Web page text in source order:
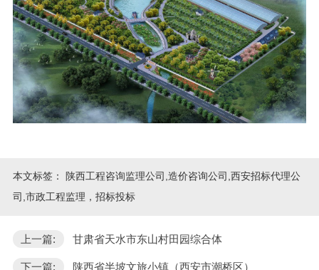
本文标签：
陕西工程咨询监理公司,造价咨询公司,西安招标代理公
司,市政工程监理，招标投标
上一篇: 甘肃省天水市东山村田园综合体
下一篇: 陕西省半坡文旅小镇（西安市潮桥区）